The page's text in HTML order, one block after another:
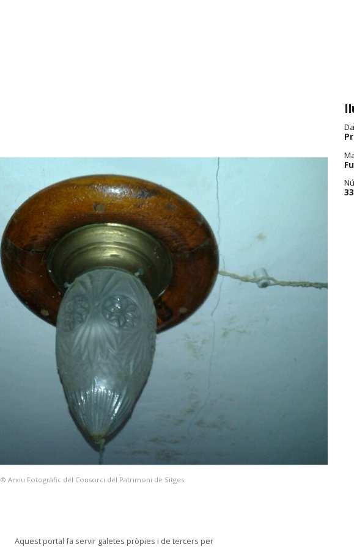
© Arxiu Fotogràfic del Consorci del Patrimoni de Sitges
Aquest portal fa servir galetes pròpies i de tercers per